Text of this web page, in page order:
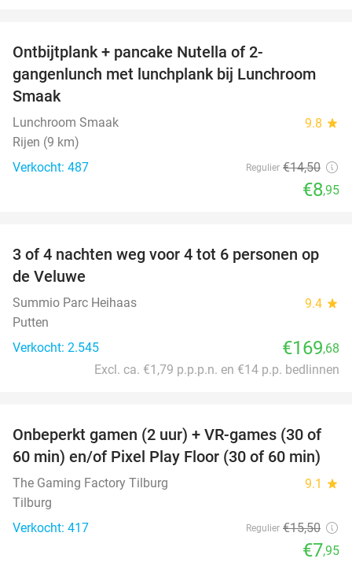
Ontbijtplank + pancake Nutella of 2-
gangenlunch met lunchplank bij Lunchroom
Smaak
Lunchroom Smaak 9.8 star
Rijen (9 km)
Verkocht: 487
Regulier €14,50
€8,95
3 of 4 nachten weg voor 4 tot 6 personen op
de Veluwe
Summio Parc Heihaas 9.4 star
Putten
Verkocht: 2.545
€169,68
Excl. ca. €1,79 p.p.p.n. en €14 p.p. bedlinnen
49%
Onbeperkt gamen (2 uur) + VR-games (30 of
60 min) en/of Pixel Play Floor (30 of 60 min)
The Gaming Factory Tilburg 9.1 star
Tilburg
Verkocht: 417
Regulier €15,50
€7,95